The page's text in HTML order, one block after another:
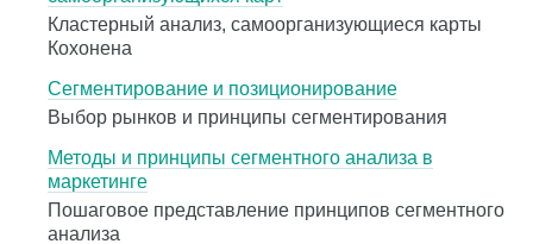
Кластерный анализ, самоорганизующиеся карты
Кохонена
Сегментирование и позиционирование
Выбор рынков и принципы сегментирования
Методы и принципы сегментного анализа в
маркетинге
Пошаговое представление принципов сегментного
анализа